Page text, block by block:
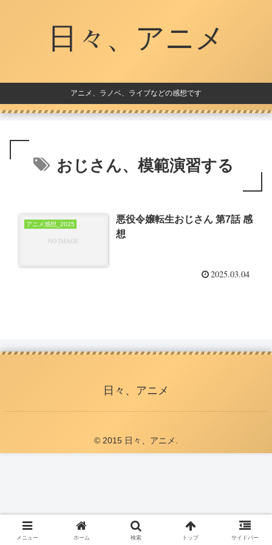
日々、アニメ
アニメ、ラノベ、ライブなどの感想です
おじさん、模範演習する
アニメ感想_2025
悪役令嬢転生おじさん 第7話 感
想
2025.03.04
日々、アニメ
© 2015 日々、アニメ.
メニュー ホーム 検索 トップ サイドバー